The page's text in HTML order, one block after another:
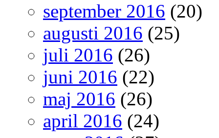
september 2016 (20)
augusti 2016 (25)
juli 2016 (26)
juni 2016 (22)
maj 2016 (26)
april 2016 (24)